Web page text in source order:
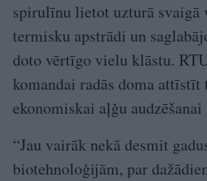
spirulīnu lietot uzturā svaigā
termisku apstrādi un
doto vērtīgo vielu klāstu.
komandai radās doma
ekonomiskai aļģu
“Jau vairāk nekā desmit
biotehnoloģijām, par